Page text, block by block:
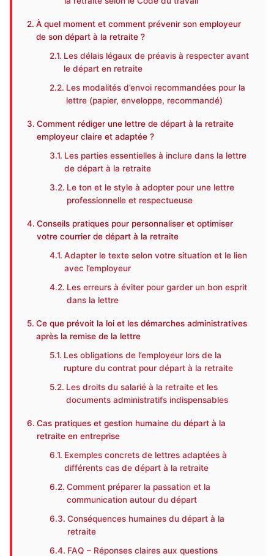
À quel moment et comment prévenir son employeur
de son départ à la retraite ?
Les délais légaux de préavis à respecter avant
le départ en retraite
Les modalités d’envoi recommandées pour la
lettre (papier, enveloppe, recommandé)
Comment rédiger une lettre de départ à la retraite
employeur claire et adaptée ?
Les parties essentielles à inclure dans la lettre
de départ à la retraite
Le ton et le style à adopter pour une lettre
professionnelle et respectueuse
Conseils pratiques pour personnaliser et optimiser
votre courrier de départ à la retraite
Adapter le texte selon votre situation et le lien
avec l’employeur
Les erreurs à éviter pour garder un bon esprit
dans la lettre
Ce que prévoit la loi et les démarches administratives
après la remise de la lettre
Les obligations de l’employeur lors de la
rupture du contrat pour départ à la retraite
Les droits du salarié à la retraite et les
documents administratifs indispensables
Cas pratiques et gestion humaine du départ à la
retraite en entreprise
Exemples concrets de lettres adaptées à
différents cas de départ à la retraite
Comment préparer la passation et la
communication autour du départ
Conséquences humaines du départ à la
retraite
FAQ – Réponses claires aux questions